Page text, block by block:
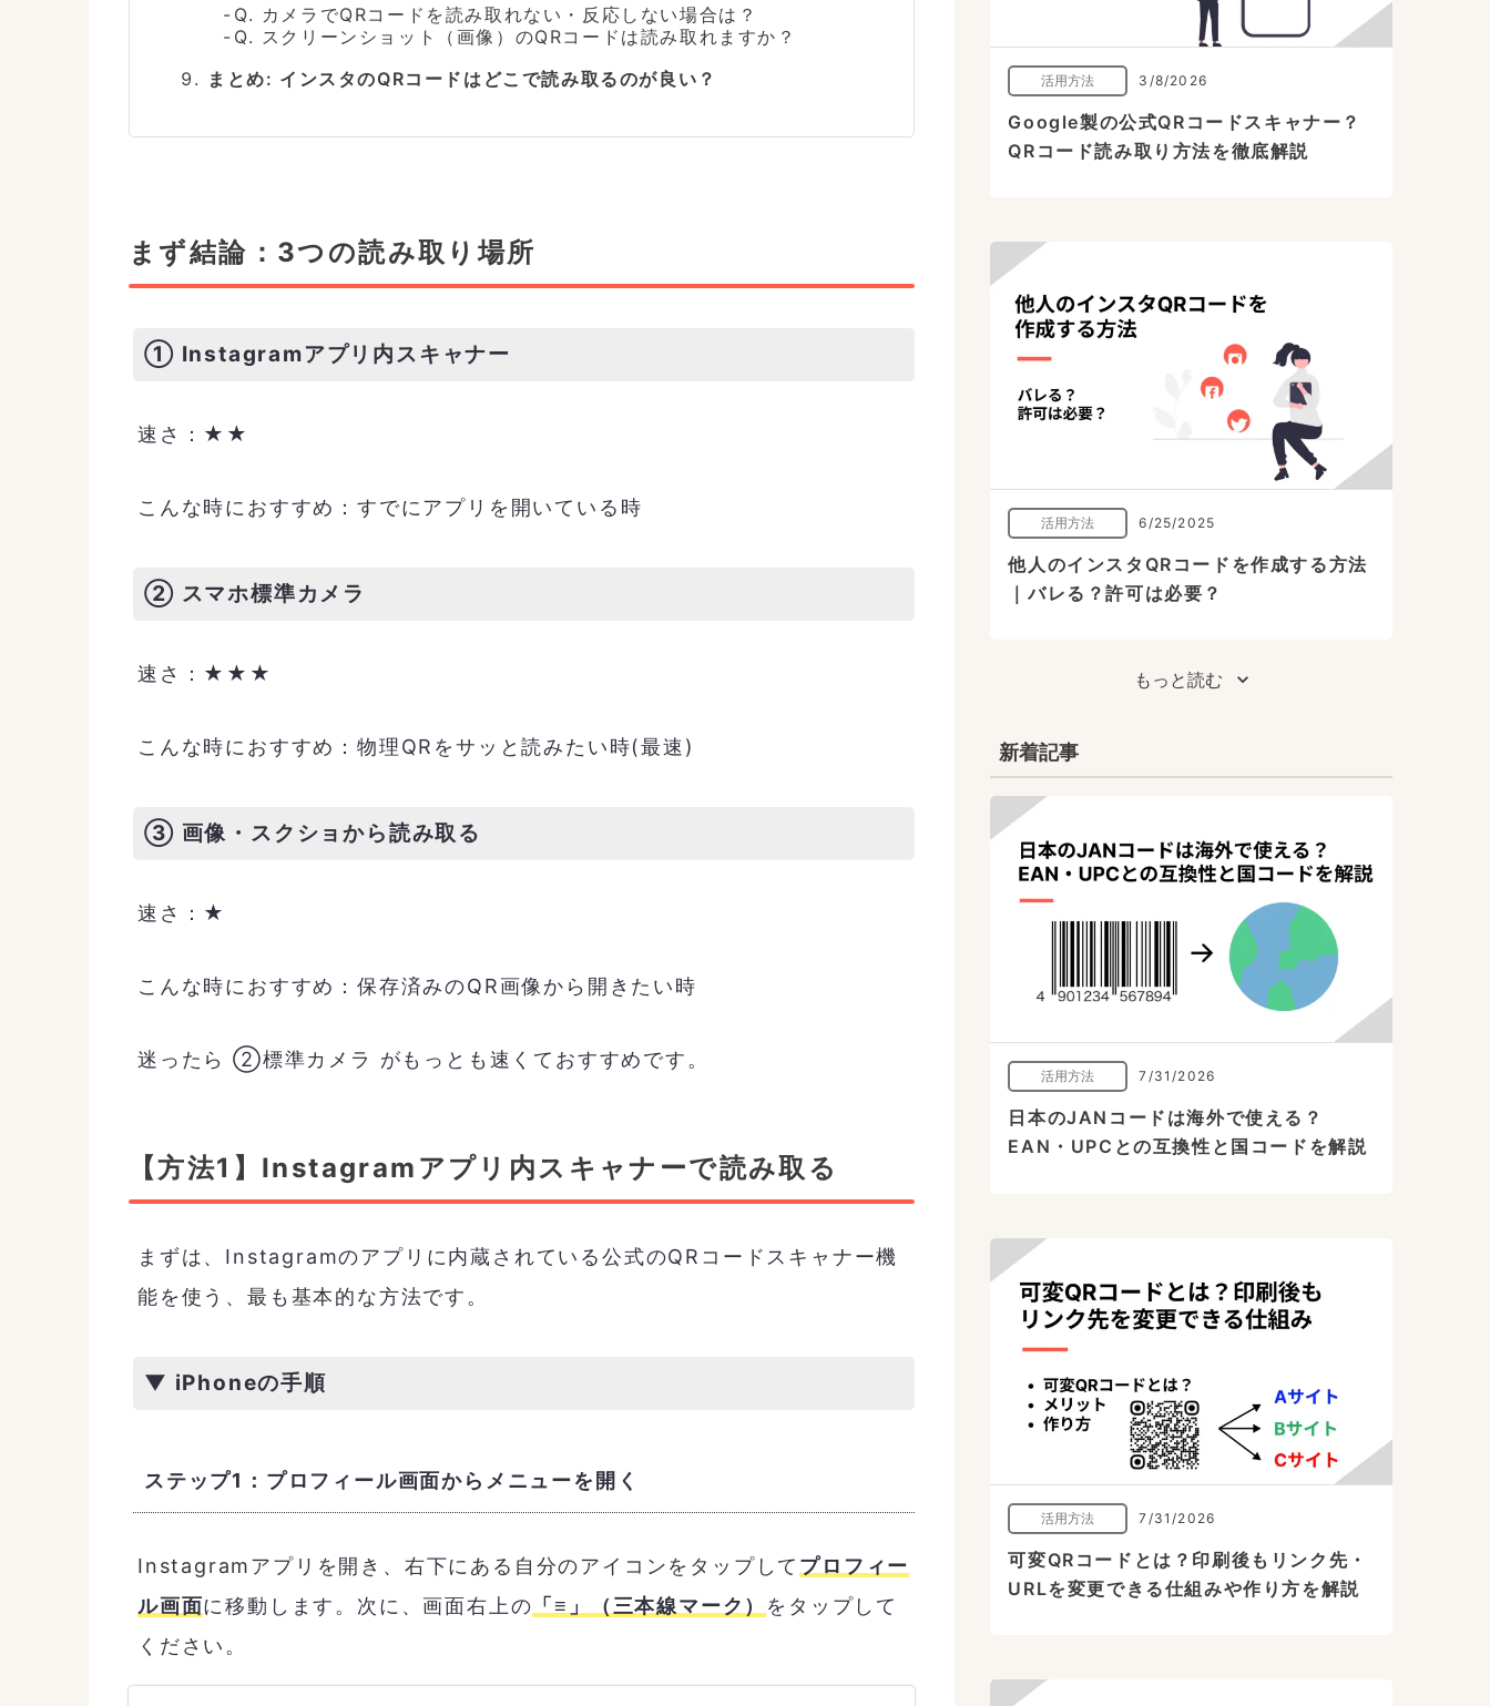
Q. カメラでQRコードを読み取れない・反応しない場合は？
Q. スクリーンショット（画像）のQRコードは読み取れますか？
まとめ: インスタのQRコードはどこで読み取るのが良い？
まず結論：3つの読み取り場所
① Instagramアプリ内スキャナー
速さ：★★
こんな時におすすめ：すでにアプリを開いている時
② スマホ標準カメラ
速さ：★★★
こんな時におすすめ：物理QRをサッと読みたい時(最速)
③ 画像・スクショから読み取る
速さ：★
こんな時におすすめ：保存済みのQR画像から開きたい時
迷ったら ②標準カメラ がもっとも速くておすすめです。
【方法1】Instagramアプリ内スキャナーで読み取る
まずは、Instagramのアプリに内蔵されている公式のQRコードスキャナー機
能を使う、最も基本的な方法です。
▼ iPhoneの手順
ステップ1：プロフィール画面からメニューを開く
Instagramアプリを開き、右下にある自分のアイコンをタップして プロフィー
ル画面に移動します。次に、画面右上の 「≡」（三本線マーク） をタップして
ください。
活用方法 3/8/2026
Google製の公式QRコードスキャナー？
QRコード読み取り方法を徹底解説
活用方法 6/25/2025
他人のインスタQRコードを作成する方法
｜バレる？許可は必要？
もっと読む
新着記事
活用方法 7/31/2026
日本のJANコードは海外で使える？
EAN・UPCとの互換性と国コードを解説
活用方法 7/31/2026
可変QRコードとは？印刷後もリンク先・
URLを変更できる仕組みや作り方を解説